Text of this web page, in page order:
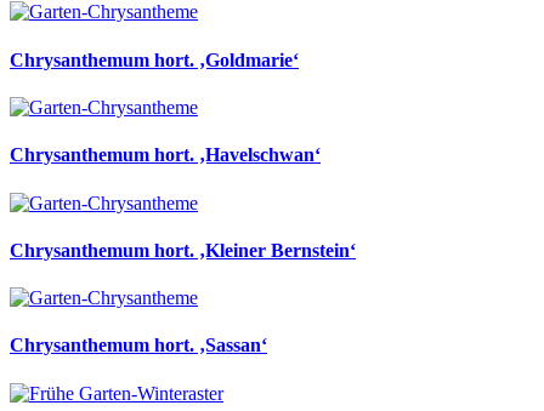
Chrysanthemum hort. ‚Goldmarie‘
Chrysanthemum hort. ‚Havelschwan‘
Chrysanthemum hort. ‚Kleiner Bernstein‘
Chrysanthemum hort. ‚Sassan‘